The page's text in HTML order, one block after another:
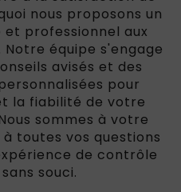
nous proposons un
professionnel aux
équipe s'engage
avisés et des
pour
la fiabilité de votre
sommes à votre
toutes vos questions
de contrôle
souci.